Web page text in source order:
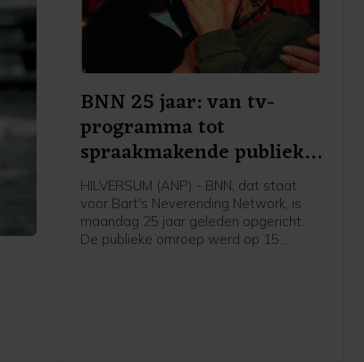
BNN 25 jaar: van tv-
programma tot
spraakmakende publieke
omroep
HILVERSUM (ANP) - BNN, dat staat
voor Bart's Neverending Network, is
maandag 25 jaar geleden opgericht.
De publieke omroep werd op 15